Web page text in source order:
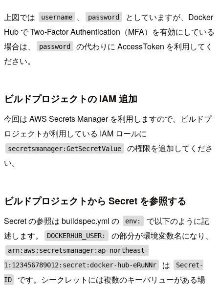
上図では username password
としていますが、Docker
Hub で Two-Factor Authentication（MFA）を有効にしている
場合は、
password
の代わりに AccessToken を利用してく
ださい。
ビルドプロジェクトの IAM 追加
今回は AWS Secrets Manager を利用しますので、ビルドプ
ロジェクトが利用している IAM ロールに
secretsmanager:GetSecretValue
の権限を追加してくださ
い。
ビルドプロジェクトから Secret を参照する
Secret の参照は buildspec.yml の env:
で以下のように記
述します。
DOCKERHUB_USER: の部分が環境変数名になり、
arn:aws:secretsmanager:ap-northeast-
1:123456789012:secret:docker-hub-eRuNNr
は
Secret-
ID
です。シークレットには複数のキーバリューがある場